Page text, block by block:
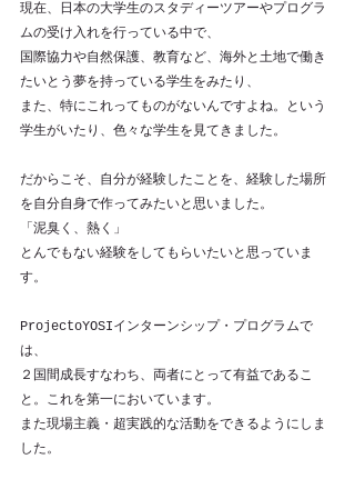
現在、日本の大学生のスタディーツアーやプログラ
ムの受け入れを行っている中で、
国際協力や自然保護、教育など、海外と土地で働き
たいとう夢を持っている学生をみたり、
また、特にこれってものがないんですよね。という
学生がいたり、色々な学生を見てきました。
だからこそ、自分が経験したことを、経験した場所
を自分自身で作ってみたいと思いました。
「泥臭く、熱く」
とんでもない経験をしてもらいたいと思っていま
す。
ProjectoYOSIインターンシップ・プログラムで
は、
２国間成長すなわち、両者にとって有益であるこ
と。これを第一においています。
また現場主義・超実践的な活動をできるようにしま
した。